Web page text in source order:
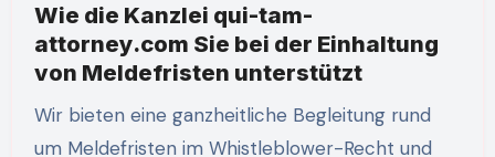
Wie die Kanzlei qui-tam-
attorney.com Sie bei der Einhaltung
von Meldefristen unterstützt
Wir bieten eine ganzheitliche Begleitung rund
um Meldefristen im Whistleblower-Recht und